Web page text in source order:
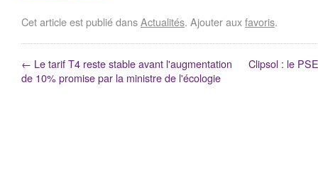
Cet article est publié dansActualités. Ajouter auxfavoris.
← Le tarif T4 reste stable avant l'augmentation
de 10% promise par la ministre de l'écologie
Clipsol : le